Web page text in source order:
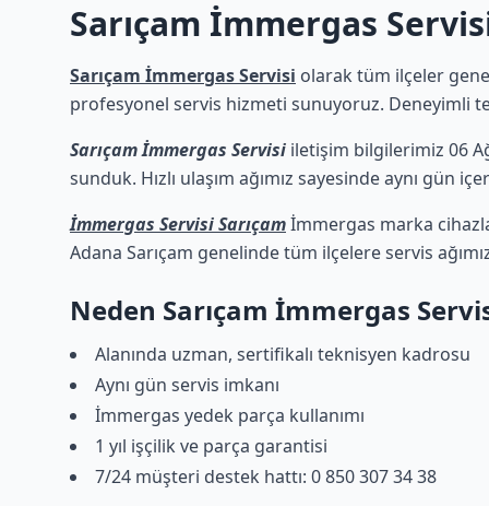
Sarıçam İmmergas
Sarıçam İmmergas Servisi olarak tüm ilçeler
profesyonel servis hizmeti sunuyoruz. Deneyimli
Sarıçam İmmergas Servisi iletişim bilgilerimiz 06
sunduk. Hızlı ulaşım ağımız sayesinde aynı gün
İmmergas Servisi Sarıçamİmmergas marka
Adana Sarıçam genelinde tüm ilçelere servis
Neden Sarıçam İmmergas
Alanında uzman, sertifikalı teknisyen kadrosu
Aynı gün servis imkanı
İmmergas yedek parça kullanımı
1 yıl işçilik ve parça garantisi
7/24 müşteri destek hattı: 0 850 307 34 38